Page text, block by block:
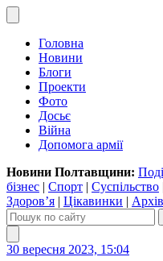
Головна
Новини
Блоги
Проекти
Фото
Досьє
Війна
Допомога армії
Новини Полтавщини:
бізнес | Спорт | Суспільство
Здоров’я | Цікавинки | Архів
30 вересня 2023, 15:04